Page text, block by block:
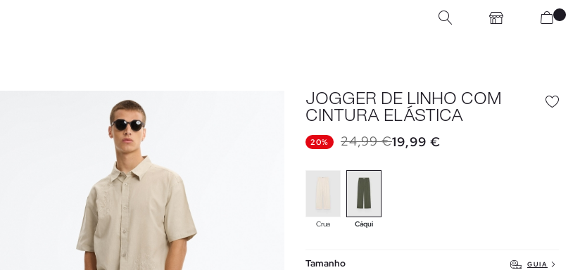
JOGGER DE LINHO COM
CINTURA ELÁSTICA
20% 24,99 €19,99 €
Crua Cáqui
Tamanho GUIA